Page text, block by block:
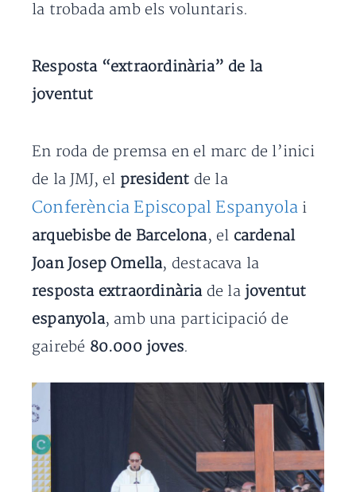
la trobada amb els voluntaris.
Resposta “extraordinària” de la
joventut
En roda de premsa en el marc de l’inici
de la JMJ, el president de la
Conferència Episcopal Espanyola i
arquebisbe de Barcelona, el cardenal
Joan Josep Omella, destacava la
resposta extraordinària de la joventut
espanyola, amb una participació de
gairebé 80.000 joves.